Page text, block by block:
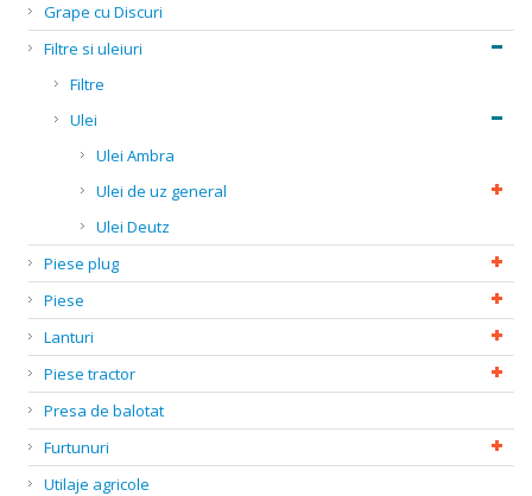
Grape cu Discuri
Filtre si uleiuri
Filtre
Ulei
Ulei Ambra
Ulei de uz general
Ulei Deutz
Piese plug
Piese
Lanturi
Piese tractor
Presa de balotat
Furtunuri
Utilaje agricole